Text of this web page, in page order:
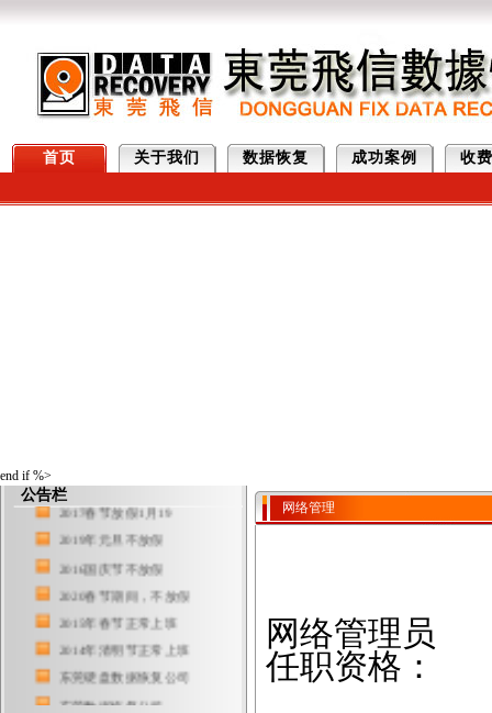
首页 关于我们 数据恢复 成功案例 收
end if %>
公告栏
2017春节放假1月19
2019年元旦不放假
2020春节期间，不放假
2015年春节正常上班
2014年清明节正常上班
东莞硬盘数据恢复公司
网络管理
网络管理员
任职资格：